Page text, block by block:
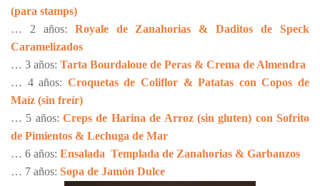
(para stamps)
… 2 años: Royale de Zanahorias & Daditos de Speck
Caramelizados
… 3 años: Tarta Bourdaloue de Peras & Crema de Almendra
… 4 años: Croquetas de Coliflor & Patatas con Copos de
Maíz (sin freír)
… 5 años:Creps de Harina de Arroz (sin gluten) con Sofrito
de Pimientos & Lechuga de Mar
… 6 años: Ensalada Templada de Zanahorias & Garbanzos
… 7 años: Sopa de Jamón Dulce